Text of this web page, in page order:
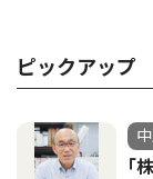
ピックアップ
｢